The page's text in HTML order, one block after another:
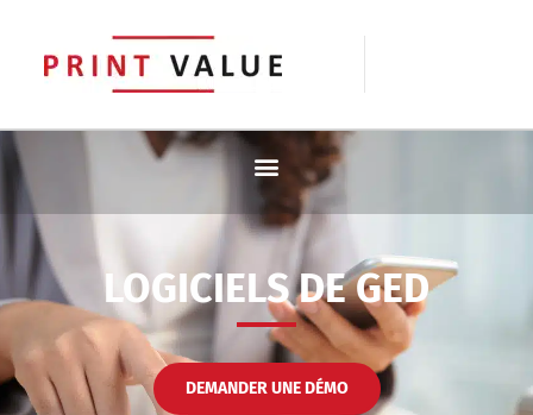
LOGICIELS DE GED
DEMANDER UNE DÉMO